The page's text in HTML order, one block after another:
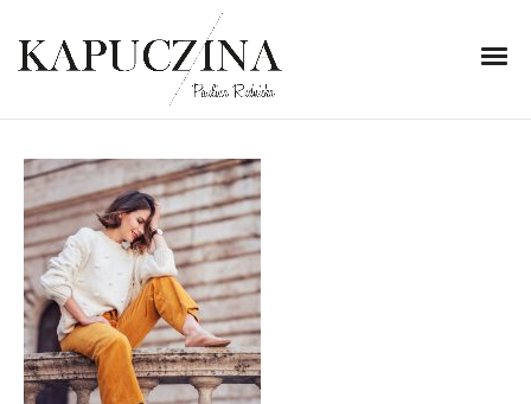
25 października 2018
DSC_4384
Written by